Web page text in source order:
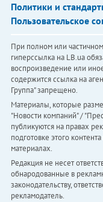
Политики и
Пользовательское
При полном или
гиперссылка на LB.ua
воспроизведение или
содержится ссылка на
Группа" запрещено.
Материалы, которые
"Новости компаний" /
публикуются на правах
подготовке этого
материалах.
Редакция не несет
обнародованные в
законодательству,
рекламодатель.